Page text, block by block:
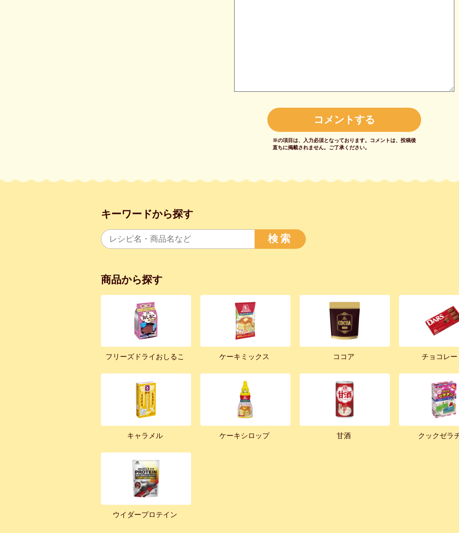
※の項目は、入力必須となっております。 コメントは、投稿後
直ちに掲載されません。 ご了承ください。
キーワードから探す
検索
商品から探す
フリーズドライおしるこ ケーキミックス ココア チョコレー
キャラメル ケーキシロップ 甘酒 クックゼラ
ウイダープロテイン